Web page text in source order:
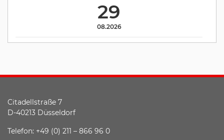
29
08.2026
Citadellstraße 7
D-40213 Düsseldorf
Telefon: +49 (0) 211 – 866 96 0